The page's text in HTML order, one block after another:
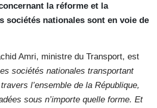
la réforme et la
sociétés nationales sont en voie de
Amri, ministre du Transport, est
sociétés nationales transportant
l’ensemble de la République,
sous n’importe quelle forme. Et